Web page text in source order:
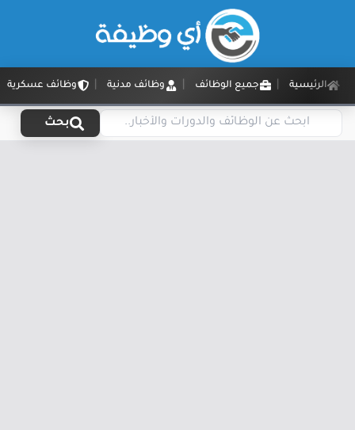
الرئيسية جميع الوظائف وظائف مدنية وظائف عسكرية
بحث